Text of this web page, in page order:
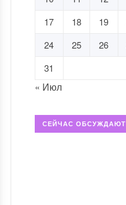
17
18 19
24
25 26
31
« Июл
СЕЙЧАС ОБСУЖДАЮТ